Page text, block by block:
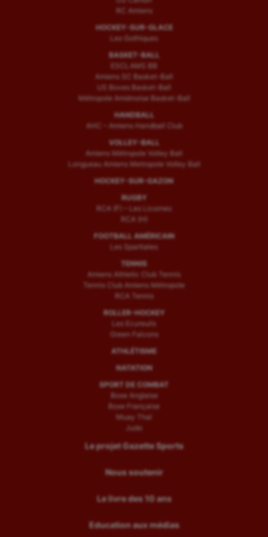
RC Amiens
HOCKEY-SUR-GLACE
Les Gothiques
BASKET-BALL
ESCLAMS BB
Amiens SC Basket-Ball
US Boves Basket-Ball
Métropole Amiénoise Basket-Ball
HANDBALL
AHC – Amiens Handball Club
VOLLEY-BALL
Amiens Métropole Volley Ball
Longueau Amiens Metropole Volley Ball
HOCKEY-SUR-GAZON
RUGBY
RCA (F) – Les Licornes
RCA (H)
FOOTBALL AMÉRICAIN
Les Spartiates
TENNIS
Amiens Athletic Club Tennis
Tennis Club Amiens Métropole
RCA Tennis
ROLLER-HOCKEY
Les Ecureuils
Green Falcons
ATHLÉTISME
NATATION
SPORT DE COMBAT
Boxe Anglaise
Boxe Française
Muay Thaï
Judo
Le projet Gazette Sports
Nous soutenir
Le livre des 10 ans
Education aux médias